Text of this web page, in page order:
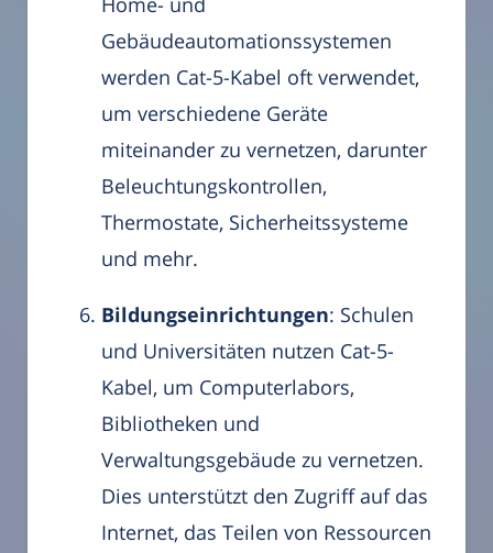
Gebäudeautomationssystemen
werden Cat-5-Kabel oft verwendet,
um verschiedene Geräte
miteinander zu vernetzen, darunter
Beleuchtungskontrollen,
Thermostate, Sicherheitssysteme
und mehr.
Bildungseinrichtungen: Schulen
und Universitäten nutzen Cat-5-
Kabel, um Computerlabors,
Bibliotheken und
Verwaltungsgebäude zu vernetzen.
Dies unterstützt den Zugriff auf das
Internet, das Teilen von Ressourcen